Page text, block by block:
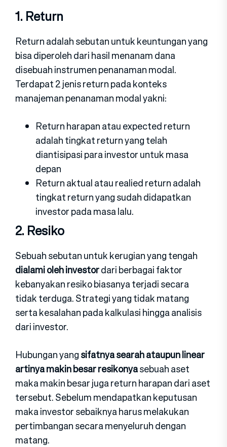
1. Return
Return adalah sebutan untuk keuntungan yang
bisa diperoleh dari hasil menanam dana
disebuah instrumen penanaman modal.
Terdapat 2 jenis return pada konteks
manajeman penanaman modal yakni:
Return harapan atau expected return
adalah tingkat return yang telah
diantisipasi para investor untuk masa
depan
Return aktual atau realied return adalah
tingkat return yang sudah didapatkan
investor pada masa lalu.
2. Resiko
Sebuah sebutan untuk kerugian yang tengah
dialami oleh investordari berbagai faktor
kebanyakan resiko biasanya terjadi secara
tidak terduga. Strategi yang tidak matang
serta kesalahan pada kalkulasi hingga analisis
dari investor.
Hubungan yangsifatnya searah ataupun linear
artinya makin besar resikonyasebuah aset
maka makin besar juga return harapan dari aset
tersebut. Sebelum mendapatkan keputusan
maka investor sebaiknya harus melakukan
pertimbangan secara menyeluruh dengan
matang.